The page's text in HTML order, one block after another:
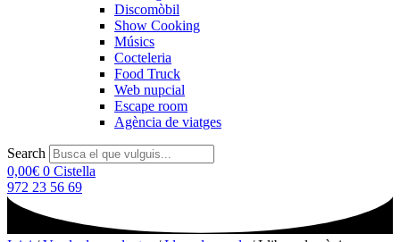
Discomòbil
Show Cooking
Músics
Cocteleria
Food Truck
Web nupcial
Escape room
Agència de viatges
Search
0,00€ 0 Cistella
972 23 56 69